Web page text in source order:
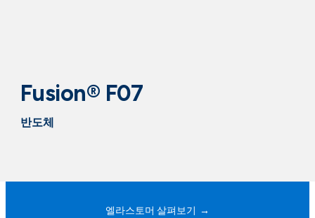
Fusion® F07
반도체
엘라스토머 살펴보기